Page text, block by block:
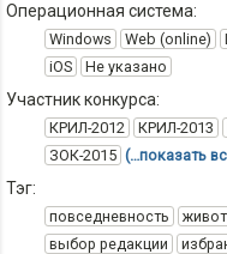
Операционная система:
Windows Web (online)
iOS
Не указано
Участник конкурса:
КРИЛ-2012 КРИЛ-2013
ЗОК-2015 (…показать
Тэг:
повседневность
выбор редакции